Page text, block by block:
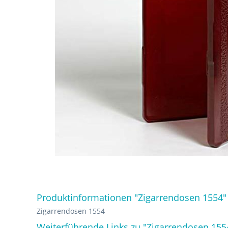
Produktinformationen "Zigarrendosen 1554"
Zigarrendosen 1554